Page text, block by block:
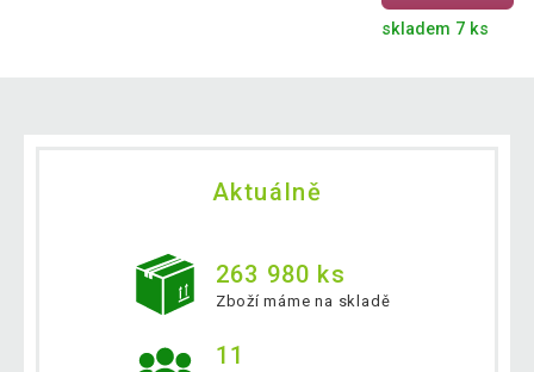
skladem 7 ks
Aktuálně
263 980 ks
Zboží máme na skladě
11